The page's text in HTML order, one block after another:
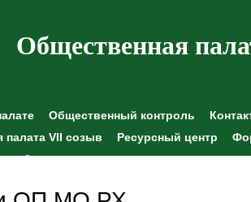
Общественная
Общественный контроль
палата VII созыв
Ресурсный центр
наблюдения